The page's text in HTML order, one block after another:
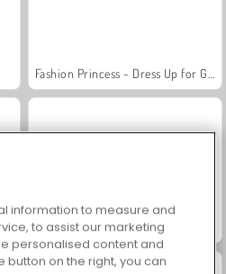
Jewel Garden Story
information to measure and
to assist our marketing
personalised content and
button on the right, you can